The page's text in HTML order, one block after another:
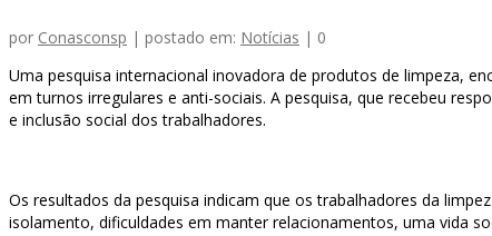
por Conasconsp | postado em: Notícias | 0
Uma pesquisa internacional inovadora de produtos de limpeza,
em turnos irregulares e anti-sociais. A pesquisa, que recebeu
e inclusão social dos trabalhadores.
Os resultados da pesquisa indicam que os trabalhadores da
isolamento, dificuldades em manter relacionamentos, uma vida